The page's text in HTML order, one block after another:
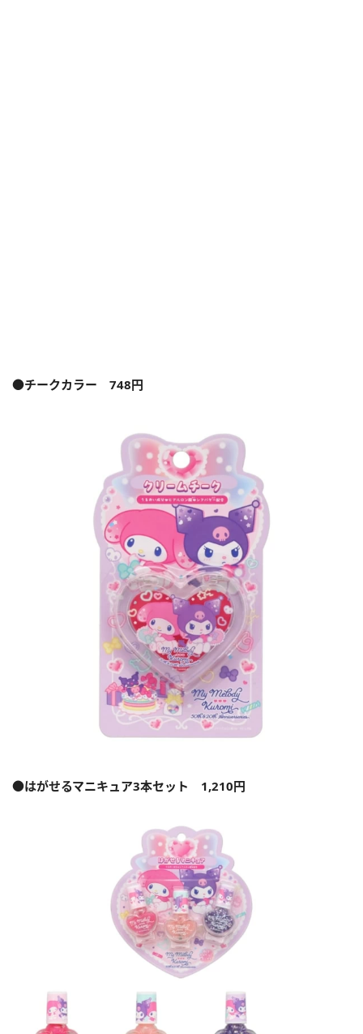
●チークカラー 748円
●はがせるマニキュア3本セット 1,210円